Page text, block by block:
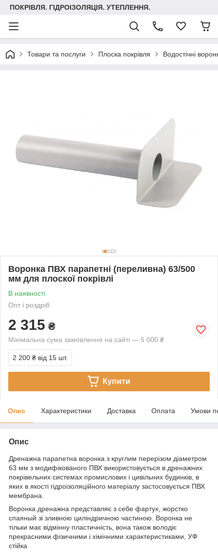
ПОКРІВЛЯ. ГІДРОІЗОЛЯЦІЯ. УТЕПЛЕННЯ.
Товари та послуги Плоска покрівля Водостічні
Воронка ПВХ парапетні (переливна) 63/500
мм для плоскої покрівлі
В наявності
Опт і роздріб
2 315 ₴
Мінімальна сума замовлення на сайті — 5 000 ₴
2 200 ₴ від 15 шт.
Купити
Опис Характеристики Доставка Оплата Умови
Опис
Дренажна парапетна воронка з круглим перерізом діаметром
63 мм з модифікованого ПВХ використовується в дренажних
покрівельних системах промислових і цивільних будинків, в
яких в якості гідроізоляційного матеріалу застосовується ПВХ
мембрана.
Воронка дренажна представляє з себе фартух, жорстко
спаяный зі зливною циліндричною частиною. Воронка не
тільки має відмінну пластичність, вона також володіє
прекрасними фізичними і хімічними характеристиками, УФ
стійка